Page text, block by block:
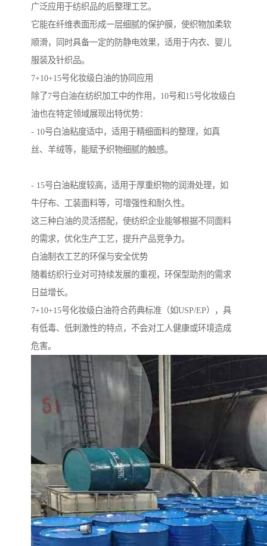
广泛应用于纺织品的后整理工艺。
它能在纤维表面形成一层细腻的保护膜，使织物加柔软
顺滑，同时具备一定的防静电效果，适用于内衣、婴儿
服装及针织品。
7+10+15号化妆级白油的协同应用
除了7号白油在纺织加工中的作用，10号和15号化妆级白
油也在特定领域展现出特优势：
- 10号白油粘度适中，适用于精细面料的整理，如真
丝、羊绒等，能赋予织物细腻的触感。
- 15号白油粘度较高，适用于厚重织物的润滑处理，如
牛仔布、工装面料等，可增强性和耐久性。
这三种白油的灵活搭配，使纺织企业能够根据不同面料
的需求，优化生产工艺，提升产品竞争力。
白油制衣工艺的环保与安全优势
随着纺织行业对可持续发展的重视，环保型助剂的需求
日益增长。
7+10+15号化妆级白油符合药典标准（如USP/EP），具
有低毒、低刺激性的特点，不会对工人健康或环境造成
危害。